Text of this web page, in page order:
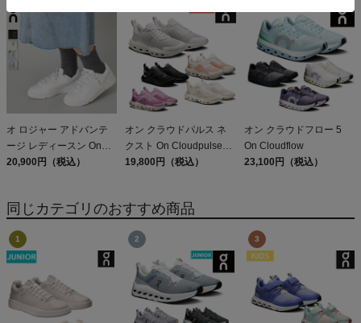
オ ロジャー アドバンテ
ージ レディースン On
THE ROGER Advantage
20,900円（税込）
オン クラウドパルス ネ
クスト On Cloudpulse
Next
19,800円（税込）
オン クラウドフロー 5
On Cloudflow
23,100円（税込）
同じカテゴリのおすすめ商品